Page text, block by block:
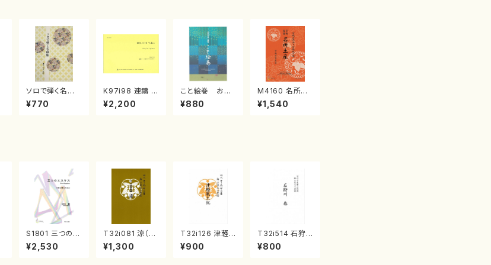
ソロで弾く名曲
集 クリスマス・
イブ／恋人がサ
¥770
K97i98 連禱 :
2台ピアノのため
の（2 Pianos /
¥2,200
こと絵巻 お江
戸日本橋
¥880
M4160 名所土
産《箏曲楽譜》
（箏/宮城喜代
¥1,540
S1801 三つのエ
スキス（箏2，17/
清水 脩/楽譜）
¥2,530
T32i081 涼（尺
八/初代 山本邦
山/尺八/都山式
¥1,300
T32i126 津軽
風土記（尺八/野
村峰山/尺八/都
¥900
T32i514 石狩
川 春（尺八/唯是
震一/楽譜）都山
¥800